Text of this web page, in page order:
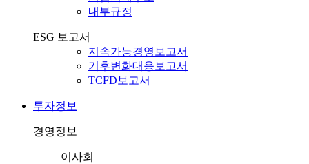
내부규정
ESG 보고서
지속가능경영보고서
기후변화대응보고서
TCFD보고서
투자정보
경영정보
이사회